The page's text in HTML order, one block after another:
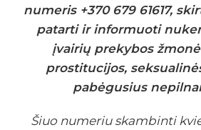
numeris +370 679 61617,
patarti ir informuoti
įvairių prekybos
prostitucijos,
pabėgusius
Šiuo numeriu skambinti